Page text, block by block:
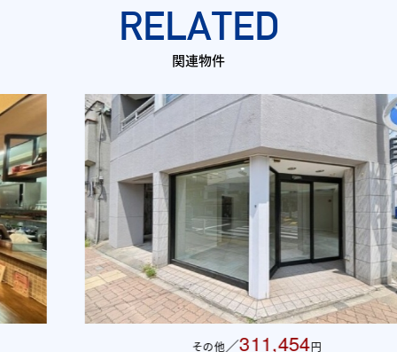
RELATED
関連物件
311,454円